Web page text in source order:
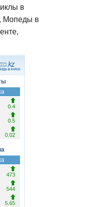
в
Мопеды в